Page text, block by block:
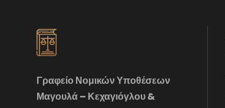
Γραφείο Νομικών Υποθέσεων
Μαγουλά – Κεχαγιόγλου &